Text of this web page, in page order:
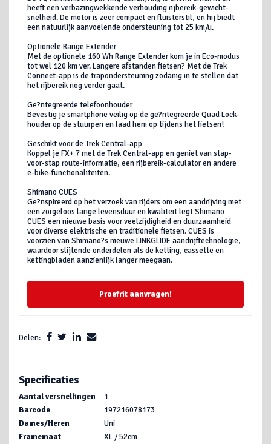
heeft een verbazingwekkende verhouding rijbereik-gewicht-
snelheid. De motor is zeer compact en fluisterstil, en hij biedt
een natuurlijk aanvoelende ondersteuning tot 25 km/u.
Optionele Range Extender
Met de optionele 160 Wh Range Extender kom je in Eco-modus
tot wel 120 km ver. Langere afstanden fietsen? Met de Trek
Connect-app is de trapondersteuning zodanig in te stellen dat
het rijbereik nog verder gaat.
Ge?ntegreerde telefoonhouder
Bevestig je smartphone veilig op de ge?ntegreerde Quad Lock-
houder op de stuurpen en laad hem op tijdens het fietsen!
Geschikt voor de Trek Central-app
Koppel je FX+ 7 met de Trek Central-app en geniet van stap-
voor-stap route-informatie, een rijbereik-calculator en andere
e-bike-functionaliteiten.
Shimano CUES
Ge?nspireerd op het verzoek van rijders om een aandrijving met
een zorgeloos lange levensduur en kwaliteit legt Shimano
CUES een nieuwe basis voor veelzijdigheid en duurzaamheid
voor diverse elektrische en traditionele fietsen. CUES is
voorzien van Shimano?s nieuwe LINKGLIDE aandrijftechnologie,
waardoor slijtende onderdelen als de ketting, cassette en
kettingbladen aanzienlijk langer meegaan.
Proefrit aanvragen!
Delen:
Specificaties
Aantal versnellingen
1
Barcode
197216078173
Dames/Heren
Uni
Framemaat
XL / 52cm